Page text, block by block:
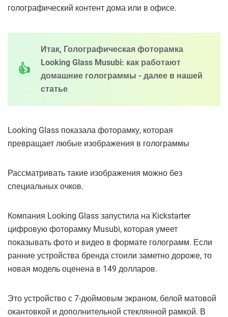
голографический контент дома или в офисе.
Итак, Голографическая фоторамка
Looking Glass Musubi: как работают
домашние голограммы - далее в нашей
статье
Looking Glass показала фоторамку, которая
превращает любые изображения в голограммы
Рассматривать такие изображения можно без
специальных очков.
Компания Looking Glass запустила на Kickstarter
цифровую фоторамку Musubi, которая умеет
показывать фото и видео в формате голограмм. Если
ранние устройства бренда стоили заметно дороже, то
новая модель оценена в 149 долларов.
Это устройство с 7-дюймовым экраном, белой матовой
окантовкой и дополнительной стеклянной рамкой. В